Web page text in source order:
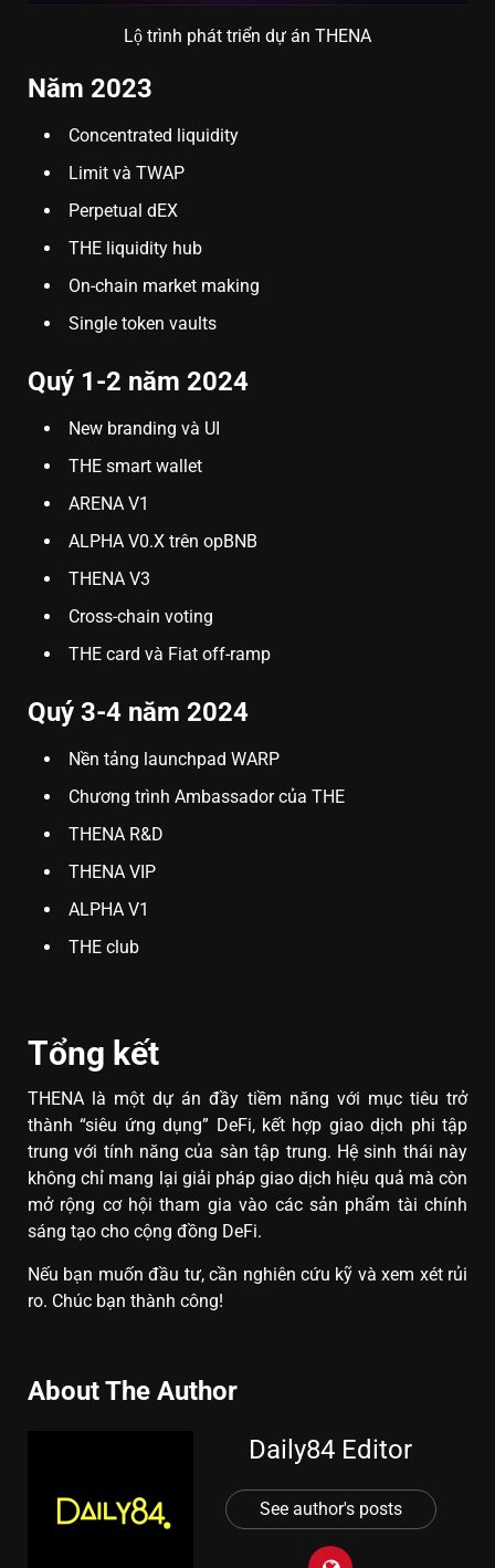
Lộ trình phát triển dự án THENA
Năm 2023
Concentrated liquidity
Limit và TWAP
Perpetual dEX
THE liquidity hub
On-chain market making
Single token vaults
Quý 1-2 năm 2024
New branding và UI
THE smart wallet
ARENA V1
ALPHA V0.X trên opBNB
THENA V3
Cross-chain voting
THE card và Fiat off-ramp
Quý 3-4 năm 2024
Nền tảng launchpad WARP
Chương trình Ambassador của THE
THENA R&D
THENA VIP
ALPHA V1
THE club
Tổng kết
THENA là một dự án đầy tiềm năng với mục tiêu trở
thành “siêu ứng dụng” DeFi, kết hợp giao dịch phi tập
trung với tính năng của sàn tập trung. Hệ sinh thái này
không chỉ mang lại giải pháp giao dịch hiệu quả mà còn
mở rộng cơ hội tham gia vào các sản phẩm tài chính
sáng tạo cho cộng đồng DeFi.
Nếu bạn muốn đầu tư, cần nghiên cứu kỹ và xem xét rủi
ro. Chúc bạn thành công!
About The Author
Daily84 Editor
See author's posts